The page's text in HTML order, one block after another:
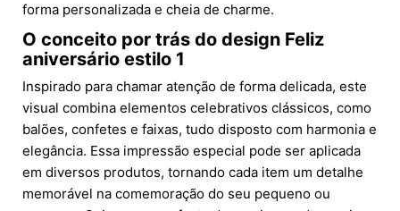
forma personalizada e cheia de charme.
O conceito por trás do design Feliz
aniversário estilo 1
Inspirado para chamar atenção de forma delicada, este
visual combina elementos celebrativos clássicos, como
balões, confetes e faixas, tudo disposto com harmonia e
elegância. Essa impressão especial pode ser aplicada
em diversos produtos, tornando cada item um detalhe
memorável na comemoração do seu pequeno ou